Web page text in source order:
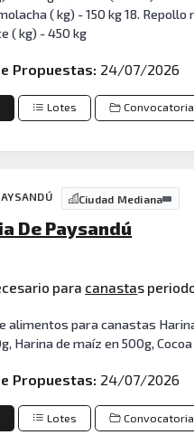
( kg) - 150 kg 18.
( kg) - 450 kg
Propuestas: 24/07/2026
Lotes Convocatoria
Ciudad Mediana
De Paysandú
para canastas
alimentos para canastas
Harina de maíz en 500g,
Propuestas: 24/07/2026
Lotes Convocatoria